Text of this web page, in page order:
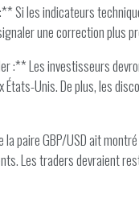
Si les indicateurs
une correction plus
:** Les investisseurs
États-Unis. De plus, les
la paire GBP/USD ait
Les traders devraient